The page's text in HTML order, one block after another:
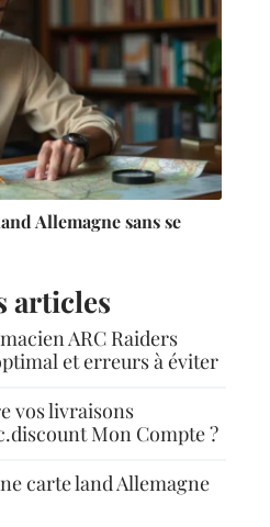
Allemagne sans se
articles
ARC Raiders
et erreurs à éviter
vos livraisons
Mon Compte ?
carte land Allemagne